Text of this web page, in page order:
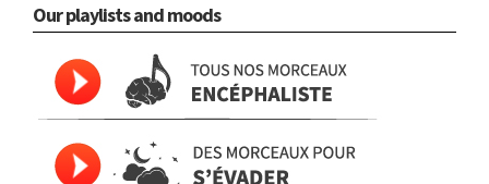
Our playlists and moods